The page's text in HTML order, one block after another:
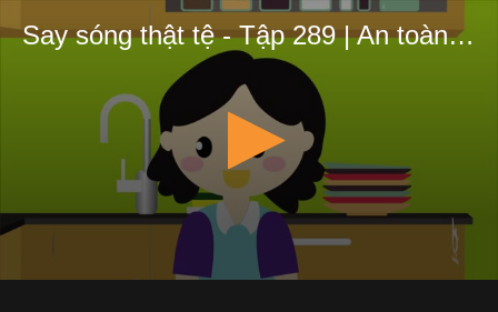
Say sóng thật tệ - Tập 289 | An toàn cho trẻ em